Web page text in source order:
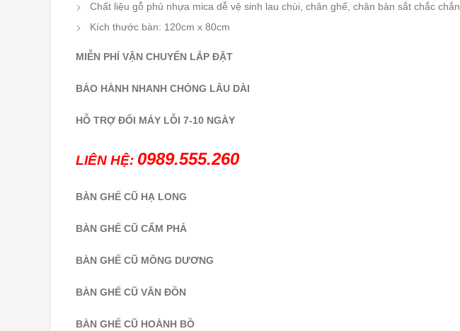
Chất liệu gỗ phủ nhựa mica dễ vệ sinh lau chùi, chân ghế, chân bàn sắt chắc chắn
Kích thước bàn: 120cm x 80cm
MIỄN PHÍ VẬN CHUYỂN LẮP ĐẶT
BẢO HÀNH NHANH CHÓNG LÂU DÀI
HỖ TRỢ ĐỔI MÁY LỖI 7-10 NGÀY
LIÊN HỆ: 0989.555.260
BÀN GHẾ CŨ HẠ LONG
BÀN GHẾ CŨ CẨM PHẢ
BÀN GHẾ CŨ MÔNG DƯƠNG
BÀN GHẾ CŨ VÂN ĐỒN
BÀN GHẾ CŨ HOÀNH BỒ